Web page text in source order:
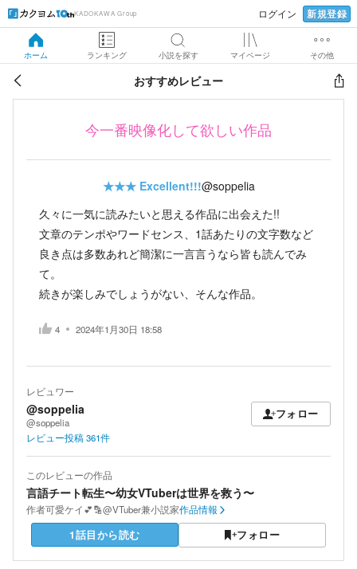
KADOKAWA Group ログイン 新規登録
ホーム ランキング 小説を探す マイページ その他
おすすめレビュー
今一番映像化して欲しい作品
★★★ Excellent!!!@soppelia
久々に一気に読みたいと思える作品に出会えた!!
文章のテンポやワードセンス、1話あたりの文字数など
良き点は多数あれど簡潔に一言言うなら皆も読んでみ
て。
続きが楽しみでしょうがない、そんな作品。
4 2024年1月30日 18:58
レビュワー
@soppelia
@soppelia
フォロー
レビュー投稿361件
このレビューの作品
言語チート転生〜幼女VTuberは世界を救う〜
作者可愛ケイ💕🔡@VTuber兼小説家作品情報
1話目から読む フォロー